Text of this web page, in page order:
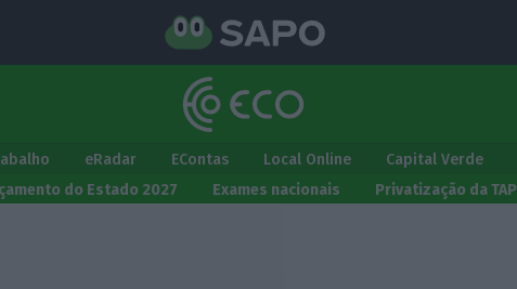
eRadar EContas Local Online Capital Verde
do Estado 2027 Exames nacionais Privatização da TAP